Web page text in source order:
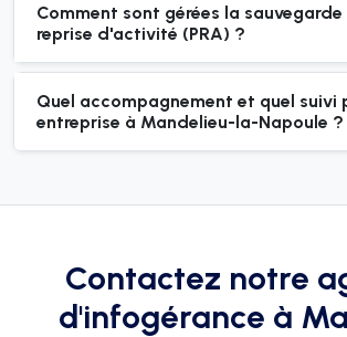
Comment sont gérées la
reprise d'activité (PRA) ?
Quel accompagnement et quel suivi
entreprise à Mandelieu-la-Napoule ?
Contactez notre
d'infogérance à